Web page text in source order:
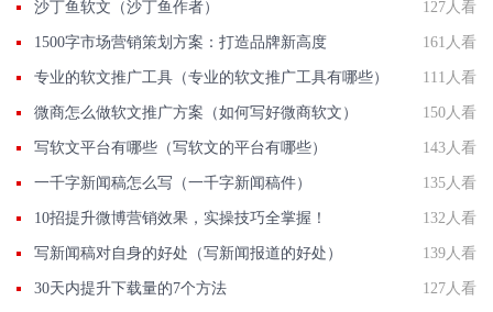
沙丁鱼软文（沙丁鱼作者） 127人看
1500字市场营销策划方案：打造品牌新高度 161人看
专业的软文推广工具（专业的软文推广工具有哪些） 111人看
微商怎么做软文推广方案（如何写好微商软文） 150人看
写软文平台有哪些（写软文的平台有哪些） 143人看
一千字新闻稿怎么写（一千字新闻稿件） 135人看
10招提升微博营销效果，实操技巧全掌握！ 132人看
写新闻稿对自身的好处（写新闻报道的好处） 139人看
30天内提升下载量的7个方法 127人看